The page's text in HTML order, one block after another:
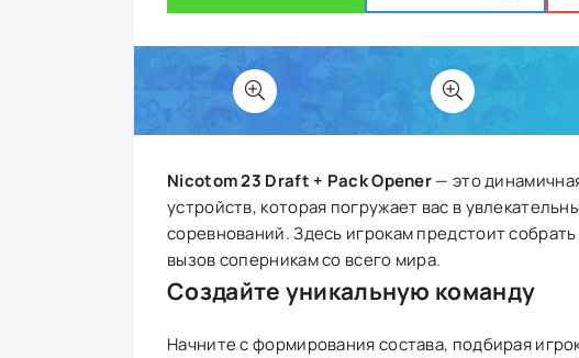
Nicotom 23 Draft + Pack Opener— это
устройств, которая погружает вас в
соревнований. Здесь игрокам предстоит
вызов соперникам со всего мира.
Создайте уникальную команду
Начните с формирования состава, подбирая